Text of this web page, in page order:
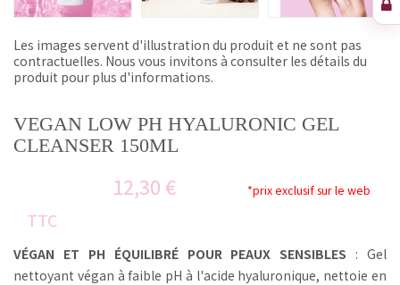
Les images servent d'illustration du produit et ne sont pas
contractuelles. Nous vous invitons à consulter les détails du
produit pour plus d'informations.
VEGAN LOW PH HYALURONIC GEL
CLEANSER 150ML
12,30 € *prix exclusif sur le web
TTC
VÉGAN ET PH ÉQUILIBRÉ POUR PEAUX SENSIBLES : Gel
nettoyant végan à faible pH à l'acide hyaluronique, nettoie en